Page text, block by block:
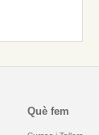
Què fem